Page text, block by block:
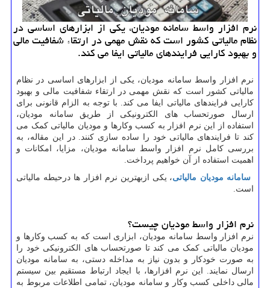
نرم‌ افزار واسط سامانه مودیان، یکی از ابزارهای اساسی در
نظام مالیاتی کشور است که نقش مهمی در ارتقاء شفافیت مالی
و بهبود کارایی فرایندهای مالیاتی ایفا می کند.
نرم‌ افزار واسط سامانه مودیان، یکی از ابزارهای اساسی در نظام
مالیاتی کشور است که نقش مهمی در ارتقاء شفافیت مالی و بهبود
کارایی فرایندهای مالیاتی ایفا می کند. با توجه به الزام قانونی برای
ارسال صورتحساب ‌های الکترونیکی از طریق سامانه مودیان،
استفاده از این نرم ‌افزار به کسب ‌وکارها و مودیان مالیاتی کمک می
‌کند تا فرایندهای مالیاتی خود را ساده‌ سازی کنند. در این مقاله، به
بررسی کامل نرم‌ افزار واسط سامانه مودیان، مزایا، امکانات و
اهمیت استفاده از آن خواهیم پرداخت.
سامانه مودیان مالیاتی، یکی ازبهترین نرم افزار ها درحیطه مالیاتی
است.
نرم ‌افزار واسط مودیان چیست؟
نرم ‌افزار واسط سامانه مودیان، ابزاری است که به کسب‌ وکارها و
مودیان مالیاتی کمک می‌ کند تا صورتحساب‌ های الکترونیکی خود را
به صورت خودکار و بدون نیاز به مداخله دستی، به سامانه مودیان
ارسال نمایند. این نرم‌ افزارها، با ایجاد ارتباط مستقیم بین سیستم
مالی داخلی کسب ‌وکار و سامانه مودیان، تمامی اطلاعات مربوط به